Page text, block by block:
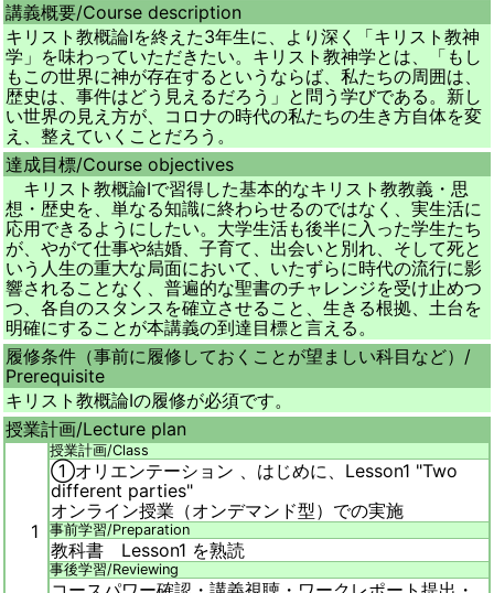
講義概要/Course description
キリスト教概論Ⅰを終えた3年生に、より深く「キリスト教神
学」を味わっていただきたい。キリスト教神学とは、「もし
もこの世界に神が存在するというならば、私たちの周囲は、
歴史は、事件はどう見えるだろう」と問う学びである。新し
い世界の見え方が、コロナの時代の私たちの生き方自体を変
え、整えていくことだろう。
達成目標/Course objectives
キリスト教概論Ⅰで習得した基本的なキリスト教教義・思
想・歴史を、単なる知識に終わらせるのではなく、実生活に
応用できるようにしたい。大学生活も後半に入った学生たち
が、やがて仕事や結婚、子育て、出会いと別れ、そして死と
いう人生の重大な局面において、いたずらに時代の流行に影
響されることなく、普遍的な聖書のチャレンジを受け止めつ
つ、各自のスタンスを確立させること、生きる根拠、土台を
明確にすることが本講義の到達目標と言える。
履修条件（事前に履修しておくことが望ましい科目など）/
Prerequisite
キリスト教概論Ⅰの履修が必須です。
授業計画/Lecture plan
1
授業計画/Class
①オリエンテーション 、はじめに、Lesson1 "Two
different parties"
オンライン授業（オンデマンド型）での実施
事前学習/Preparation
教科書 Lesson1 を熟読
事後学習/Reviewing